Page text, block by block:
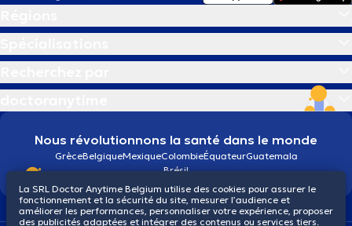
Nous révolutionnons la santé dans le monde
GrèceBelgiqueMexiqueColombieÉquateurGuatemala
Brésil
La SRL Doctor Anytime Belgium utilise des cookies pour assurer le
fonctionnement et la sécurité du site, mesurer l’audience et
améliorer les performances, personnaliser votre expérience, proposer
des publicités adaptées et intégrer des contenus ou services tiers.